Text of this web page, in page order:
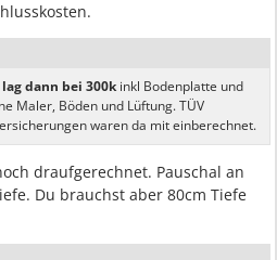
dann bei 300kinkl Bodenplatte und
Maler, Böden und Lüftung. TÜV
waren da mit einberechnet.
draufgerechnet. Pauschal an
Du brauchst aber 80cm Tiefe